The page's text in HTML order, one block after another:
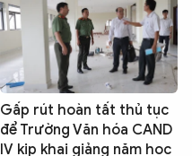
Gấp rút hoàn tất thủ tục
để Trường Văn hóa CAND
IV kịp khai giảng năm học